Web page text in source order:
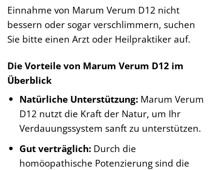
Einnahme von Marum Verum D12 nicht
bessern oder sogar verschlimmern, suchen
Sie bitte einen Arzt oder Heilpraktiker auf.
Die Vorteile von Marum Verum D12 im
Überblick
Natürliche Unterstützung:Marum Verum
D12 nutzt die Kraft der Natur, um Ihr
Verdauungssystem sanft zu unterstützen.
Gut verträglich:Durch die
homöopathische Potenzierung sind die